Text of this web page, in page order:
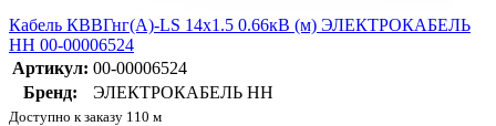
Кабель КВВГнг(А)-LS 14х1.5 0.66кВ (м) ЭЛЕКТРОКАБЕЛЬ
НН 00-00006524
Артикул: 00-00006524
Бренд:
ЭЛЕКТРОКАБЕЛЬ НН
Доступно к заказу 110 м